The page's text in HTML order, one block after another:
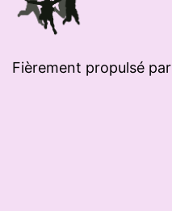
Fièrement propulsé par